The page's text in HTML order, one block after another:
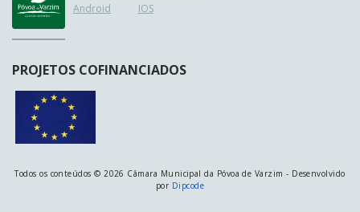
Android IOS
PROJETOS COFINANCIADOS
Todos os conteúdos © 2026 Câmara Municipal da Póvoa de Varzim - Desenvolvido
por Dipcode